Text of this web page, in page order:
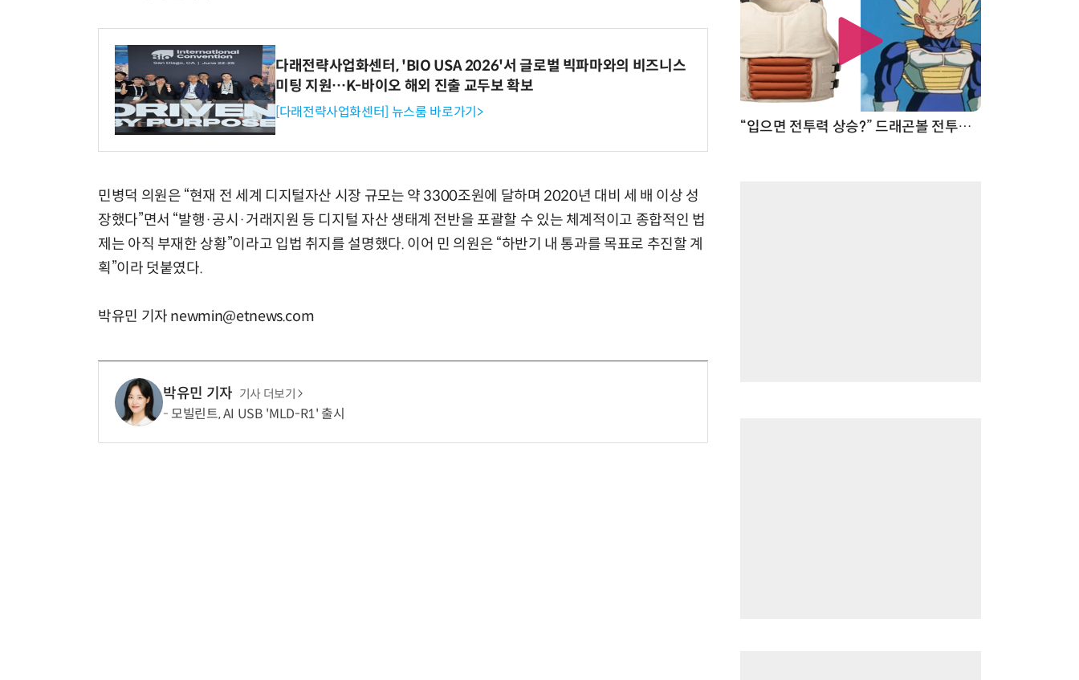
다래전략사업화센터, 'BIO USA 2026'서 글로벌 빅파마와의 비즈니스
미팅 지원…K-바이오 해외 진출 교두보 확보
[다래전략사업화센터] 뉴스룸 바로가기>
민병덕 의원은 “현재 전 세계 디지털자산 시장 규모는 약 3300조원에 달하며 2020년 대비 세 배 이상 성
장했다”면서 “발행·공시·거래지원 등 디지털 자산 생태계 전반을 포괄할 수 있는 체계적이고 종합적인 법
제는 아직 부재한 상황”이라고 입법 취지를 설명했다. 이어 민 의원은 “하반기 내 통과를 목표로 추진할 계
획”이라 덧붙였다.
박유민 기자 newmin@etnews.com
박유민 기자 기사 더보기
모빌린트, AI USB 'MLD-R1' 출시
“입으면 전투력 상승?” 드래곤볼 전투복 닮은 중량조끼